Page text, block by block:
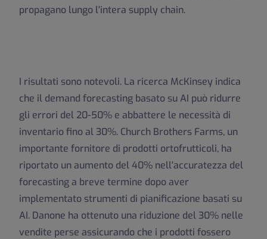
propagano lungo l'intera supply chain.
I risultati sono notevoli. La ricerca McKinsey indica
che il demand forecasting basato su AI può ridurre
gli errori del 20-50% e abbattere le necessità di
inventario fino al 30%. Church Brothers Farms, un
importante fornitore di prodotti ortofrutticoli, ha
riportato un aumento del 40% nell'accuratezza del
forecasting a breve termine dopo aver
implementato strumenti di pianificazione basati su
AI. Danone ha ottenuto una riduzione del 30% nelle
vendite perse assicurando che i prodotti fossero